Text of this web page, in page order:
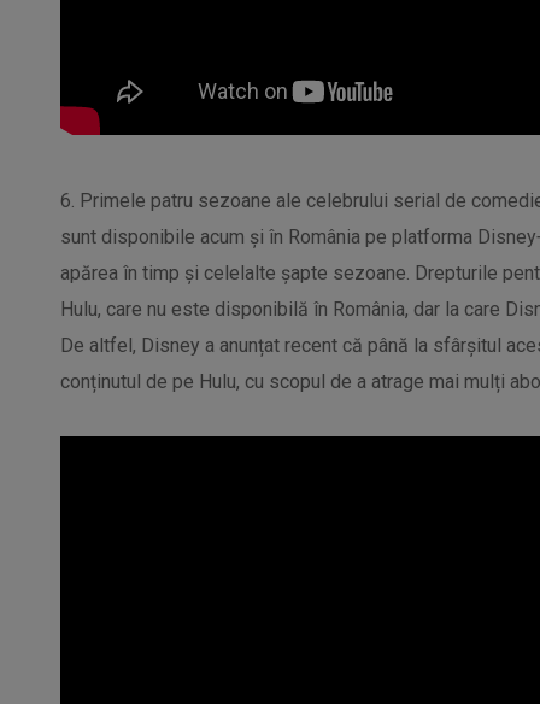
6. Primele patru sezoane ale celebrului serial de
sunt disponibile acum și în România pe platforma
apărea în timp și celelalte șapte sezoane. Drepturile
Hulu, care nu este disponibilă în România, dar la care
De altfel, Disney a anunțat recent că până la sfârșitul
conținutul de pe Hulu, cu scopul de a atrage mai mulți